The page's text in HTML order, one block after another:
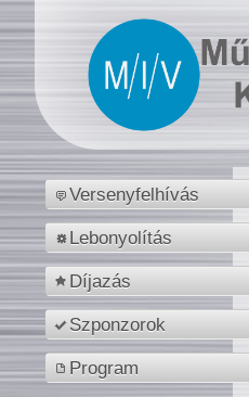
Versenyfelhívás
Lebonyolítás
Díjazás
Szponzorok
Program